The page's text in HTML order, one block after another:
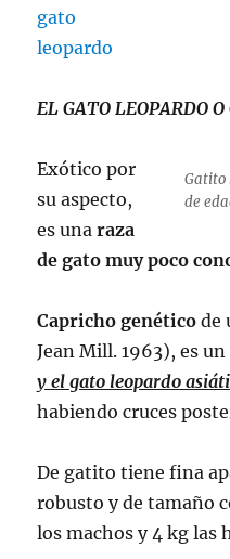
EL GATO LEOPARDO
Gatito
de
Exótico por
su aspecto,
es unaraza
de gato muy poco
Capricho genético de
Jean Mill. 1963), es un
y el gato leopardo
habiendo cruces
De gatito tiene fina
robusto y de tamaño
los machos y 4 kg las